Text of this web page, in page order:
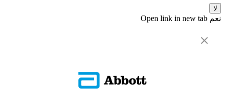
لا
نعم Open link in new tab